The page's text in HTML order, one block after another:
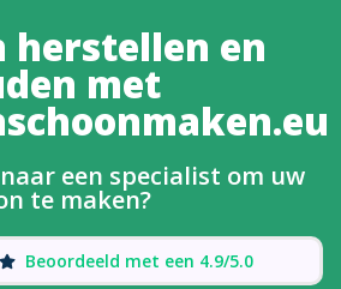
herstellen en
met
een specialist om uw
te maken?
Beoordeeld met een 4.9/5.0